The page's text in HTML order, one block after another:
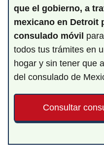
que el gobierno, a
mexicano en Detroit
consulado móvil
todos tus trámites en
hogar y sin tener que
del consulado de
Consultar